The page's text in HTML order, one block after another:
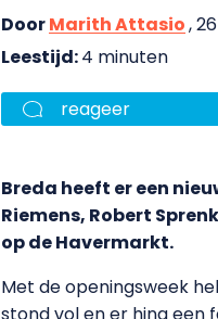
DoorMarith Attasio,
Leestijd:4 minuten
reageer
Breda heeft er een
Riemens, Robert
op de Havermarkt.
Met de openingsweek
stond vol en er hing een